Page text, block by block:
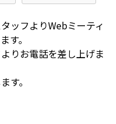
ッフよりWebミーティ
す。
りお電話を差し上げま
す。